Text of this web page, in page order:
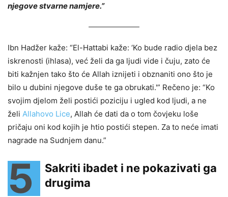
njegove stvarne namjere.”
Ibn Hadžer kaže: “El-Hattabi kaže: ‘Ko bude radio djela bez
iskrenosti (ihlasa), već želi da ga ljudi vide i čuju, zato će
biti kažnjen tako što će Allah iznijeti i obznaniti ono što je
bilo u dubini njegove duše te ga obrukati.'” Rečeno je: “Ko
svojim djelom želi postići poziciju i ugled kod ljudi, a ne
želi Allahovo Lice, Allah će dati da o tom čovjeku loše
pričaju oni kod kojih je htio postići stepen. Za to neće imati
nagrade na Sudnjem danu.”
5
Sakriti ibadet i ne pokazivati ga
drugima